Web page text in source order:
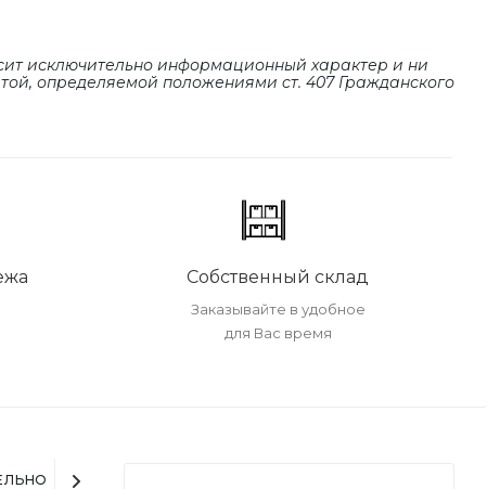
исключительно информационный характер и ни
определяемой положениями cт. 407 Гражданского
Собственный склад
Заказывайте в удобное
для Вас время